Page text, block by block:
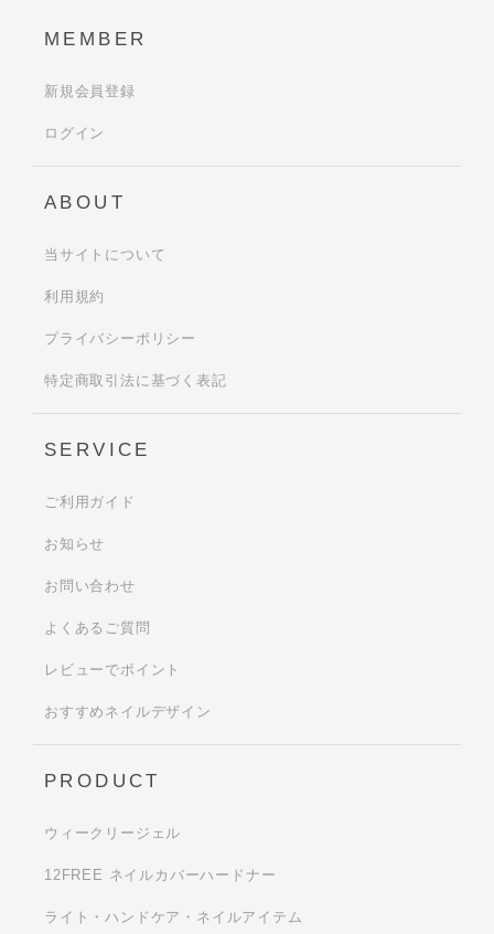
MEMBER
新規会員登録
ログイン
ABOUT
当サイトについて
利用規約
プライバシーポリシー
特定商取引法に基づく表記
SERVICE
ご利用ガイド
お知らせ
お問い合わせ
よくあるご質問
レビューでポイント
おすすめネイルデザイン
PRODUCT
ウィークリージェル
12FREE ネイルカバーハードナー
ライト・ハンドケア・ネイルアイテム